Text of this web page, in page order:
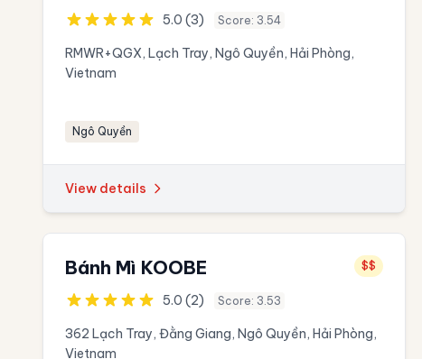
5.0 (3) Score: 3.54
RMWR+QGX, Lạch Tray, Ngô Quyền, Hải Phòng,
Vietnam
Ngô Quyền
View details
Bánh Mì KOOBE $$
5.0 (2) Score: 3.53
362 Lạch Tray, Đằng Giang, Ngô Quyền, Hải Phòng,
Vietnam